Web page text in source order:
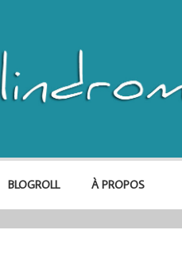
BLOGROLL À PROPOS